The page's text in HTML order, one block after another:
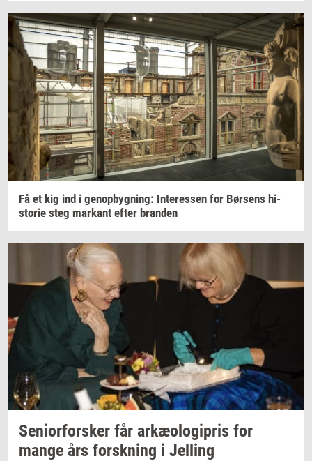
Få et kig ind i genop­byg­ning: In­ter­es­sen for Bør­sens hi­
sto­rie steg mar­kant efter bran­den
Se­ni­o­r­for­sker får ar­kæ­o­lo­gi­pris for
mange års forsk­ning i Jel­ling